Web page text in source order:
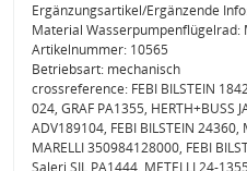
Ergänzungsartikel/Ergänzende
Material Wasserpumpenflügelrad:
Artikelnummer: 10565
Betriebsart: mechanisch
crossreference: FEBI BILSTEIN
024, GRAF PA1355, HERTH+BUSS
ADV189104, FEBI BILSTEIN
MARELLI 350984128000, FEBI
Saleri SIL PA1444, METELLI 24-